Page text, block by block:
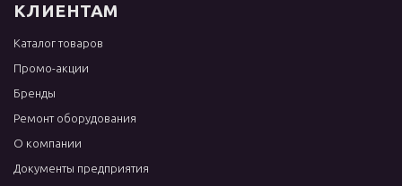
КЛИЕНТАМ
Каталог товаров
Промо-акции
Бренды
Ремонт оборудования
О компании
Документы предприятия